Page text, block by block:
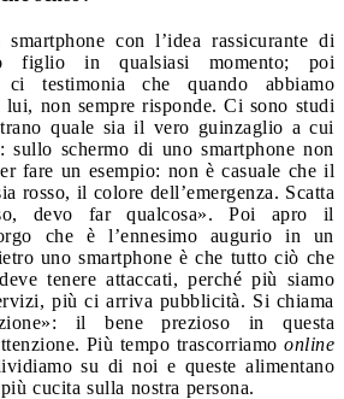
con l’idea rassicurante di
figlio in qualsiasi momento; poi
ci testimonia che quando abbiamo
non sempre risponde. Ci sono studi
quale sia il vero guinzaglio a cui
schermo di uno smartphone non
fare un esempio: non è casuale che il
rosso, il colore dell’emergenza. Scatta
devo far qualcosa». Poi apro il
che è l’ennesimo augurio in un
uno smartphone è che tutto ciò che
tenere attaccati, perché più siamo
più ci arriva pubblicità. Si chiama
il bene prezioso in questa
Più tempo trascorriamo online
su di noi e queste alimentano
cucita sulla nostra persona.